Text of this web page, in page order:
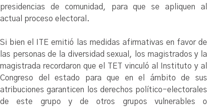
presidencias de comunidad, para que se apliquen al
actual proceso electoral.
Si bien el ITE emitió las medidas afirmativas en favor de
las personas de la diversidad sexual, los magistrados y la
magistrada recordaron que el TET vinculó al Instituto y al
Congreso del estado para que en el ámbito de sus
atribuciones garanticen los derechos político-electorales
de este grupo y de otros grupos vulnerables o